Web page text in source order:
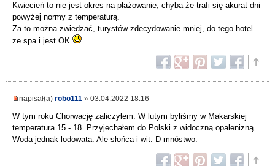
Kwiecień to nie jest okres na plażowanie, chyba że trafi się akurat dni
powyżej normy z temperaturą.
Za to można zwiedzać, turystów zdecydowanie mniej, do tego hotel
ze spa i jest OK
napisał(a) robo111 » 03.04.2022 18:16
W tym roku Chorwację zaliczyłem. W lutym byliśmy w Makarskiej
temperatura 15 - 18. Przyjechałem do Polski z widoczną opalenizną.
Woda jednak lodowata. Ale słońca i wit. D mnóstwo.